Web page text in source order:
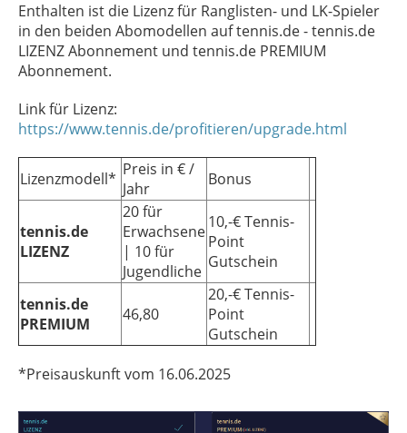
Enthalten ist die Lizenz für Ranglisten- und LK-Spieler
in den beiden Abomodellen auf tennis.de - tennis.de
LIZENZ Abonnement und tennis.de PREMIUM
Abonnement.
Link für Lizenz:
https://www.tennis.de/profitieren/upgrade.html
Lizenzmodell* Preis in € /
Jahr
Bonus
tennis.de
LIZENZ
20 für
Erwachsene
| 10 für
Jugendliche
10,-€ Tennis-
Point
Gutschein
tennis.de
PREMIUM
46,80
20,-€ Tennis-
Point
Gutschein
*Preisauskunft vom 16.06.2025